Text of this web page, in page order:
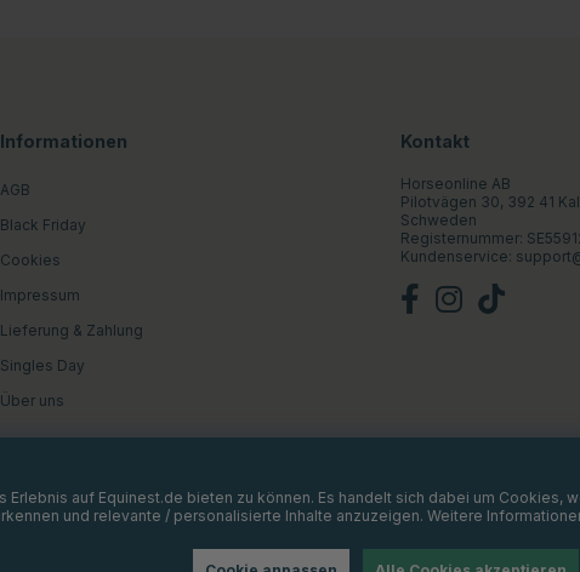
Informationen
AGB
Black Friday
Cookies
Impressum
Lieferung & Zahlung
Singles Day
Über uns
Kontakt
Horseonline AB
Pilotvägen 30, 392 41
Schweden
Registernummer:
Kundenservice:
Erlebnis auf Equinest.de bieten zu können. Es handelt sich dabei um
und relevante / personalisierte Inhalte anzuzeigen. Weitere